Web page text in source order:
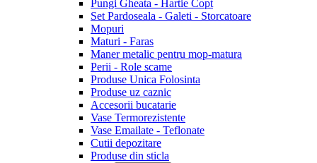
Pungi Gheata - Hartie Copt
Set Pardoseala - Galeti - Storcatoare
Mopuri
Maturi - Faras
Maner metalic pentru mop-matura
Perii - Role scame
Produse Unica Folosinta
Produse uz caznic
Accesorii bucatarie
Vase Termorezistente
Vase Emailate - Teflonate
Cutii depozitare
Produse din sticla